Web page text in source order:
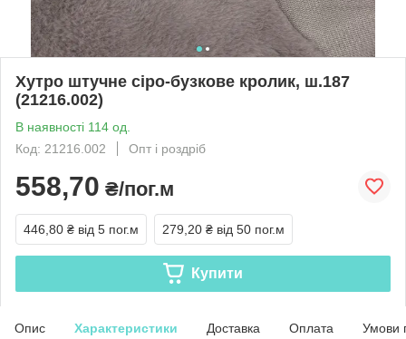
Хутро штучне сіро-бузкове кролик, ш.187
(21216.002)
В наявності 114 од.
Код: 21216.002
Опт і роздріб
558,70 ₴/пог.м
446,80 ₴ від 5 пог.м 279,20 ₴ від 50 пог.м
Купити
Опис Характеристики Доставка Оплата Умови